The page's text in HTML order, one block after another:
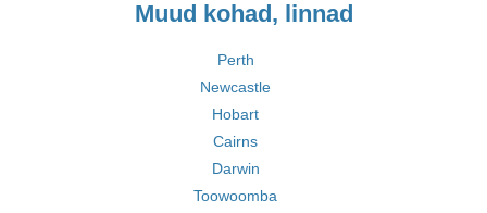
Muud kohad, linnad
Perth
Newcastle
Hobart
Cairns
Darwin
Toowoomba